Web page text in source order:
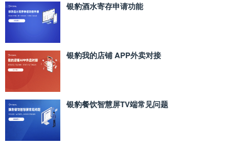
银豹酒水寄存申请功能
银豹我的店铺 APP外卖对接
银豹餐饮智慧屏TV端常见问题